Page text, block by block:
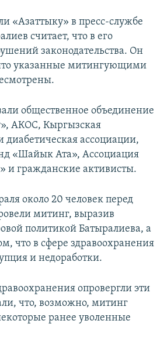
«Азаттыку» в пресс-службе
считает, что в его
законодательства. Он
указанные митингующими
общественное объединение
АКОС, Кыргызская
диабетическая ассоциации,
«Шайык Ата», Ассоциация
и гражданские активисты.
около 20 человек перед
митинг, выразив
политикой Батыралиева, а
что в сфере здравоохранения
и недоработки.
опровергли эти
что, возможно, митинг
ранее уволенные